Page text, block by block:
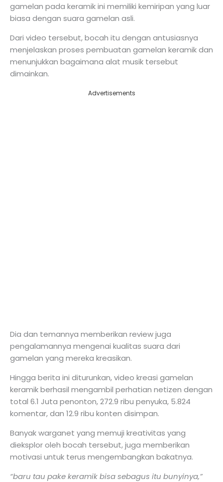
gamelan pada keramik ini memiliki kemiripan yang luar
biasa dengan suara gamelan asli.
Dari video tersebut, bocah itu dengan antusiasnya
menjelaskan proses pembuatan gamelan keramik dan
menunjukkan bagaimana alat musik tersebut
dimainkan.
Advertisements
Dia dan temannya memberikan review juga
pengalamannya mengenai kualitas suara dari
gamelan yang mereka kreasikan.
Hingga berita ini diturunkan, video kreasi gamelan
keramik berhasil mengambil perhatian netizen dengan
total 6.1 Juta penonton, 272.9 ribu penyuka, 5.824
komentar, dan 12.9 ribu konten disimpan.
Banyak warganet yang memuji kreativitas yang
dieksplor oleh bocah tersebut, juga memberikan
motivasi untuk terus mengembangkan bakatnya.
“baru tau pake keramik bisa sebagus itu bunyinya,”